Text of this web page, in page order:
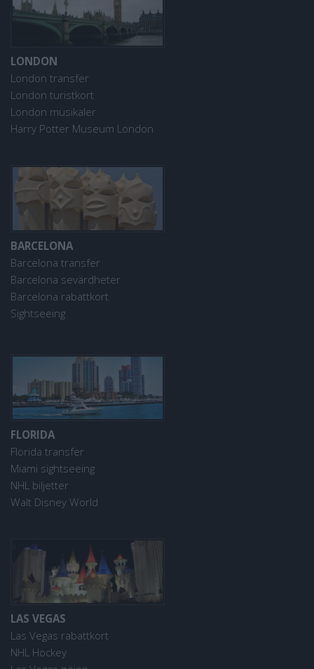
LONDON
London transfer
London turistkort
London musikaler
Harry Potter Museum London
BARCELONA
Barcelona transfer
Barcelona sevärdheter
Barcelona rabattkort
Sightseeing
FLORIDA
Florida transfer
Miami sightseeing
NHL biljetter
Walt Disney World
LAS VEGAS
Las Vegas rabattkort
NHL Hockey